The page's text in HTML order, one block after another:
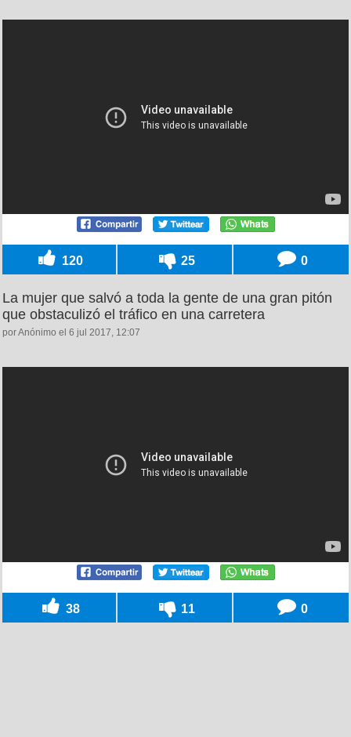
120 25 0
La mujer que salvó a toda la gente de una gran pitón
que obstaculizó el tráfico en una carretera
por Anónimo el 6 jul 2017, 12:07
38 11 0